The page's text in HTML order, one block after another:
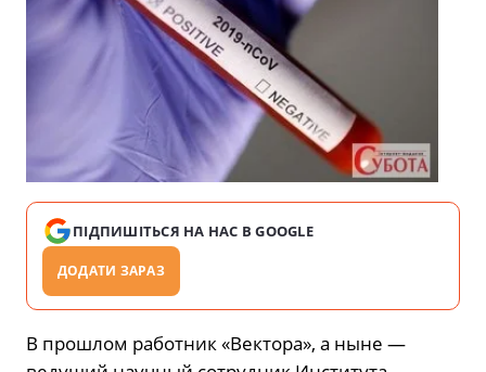
ПІДПИШІТЬСЯ НА НАС В GOOGLE
ДОДАТИ ЗАРАЗ
В прошлом работник «Вектора», а ныне —